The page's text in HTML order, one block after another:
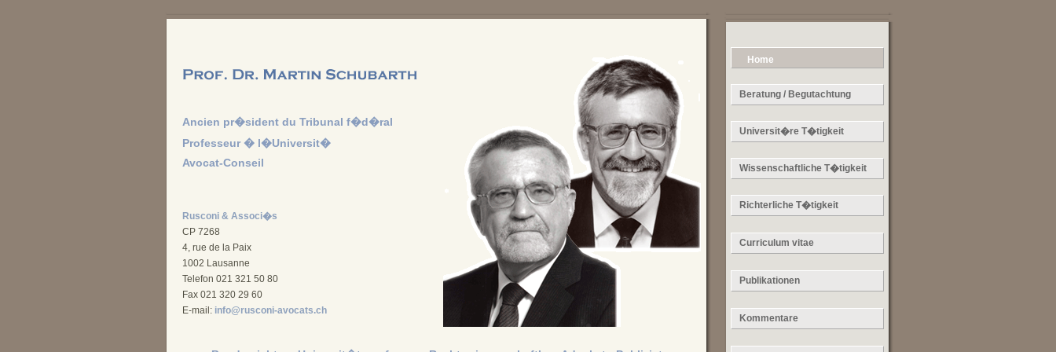
Ancien pr�sident du Tribunal f�d�ral
Professeur � l�Universit�
Avocat-Conseil
Rusconi & Associ�s
CP 7268
4, rue de la Paix
1002 Lausanne
Telefon 021 321 50 80
Fax 021 320 29 60
E-mail: info@rusconi-avocats.ch
Home
Beratung / Begutachtung
Universit�re T�tigkeit
Wissenschaftliche T�tigkeit
Richterliche T�tigkeit
Curriculum vitae
Publikationen
Kommentare